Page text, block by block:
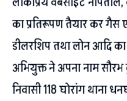
का प्रतिरूपण तैयार कर गैस
डीलरशिप तथा लोन आदि
अभियुक्त ने अपना नाम
निवासी 118 घोरांग थाना